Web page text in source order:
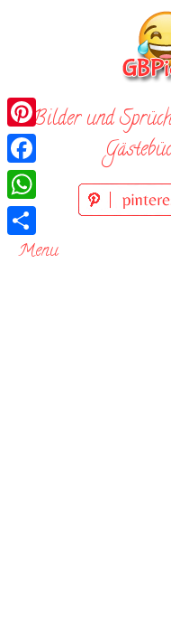
Bilder und
Menu
Pinterest
Facebook
WhatsApp
Teilen